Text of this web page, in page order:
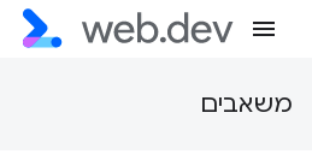
משאבים